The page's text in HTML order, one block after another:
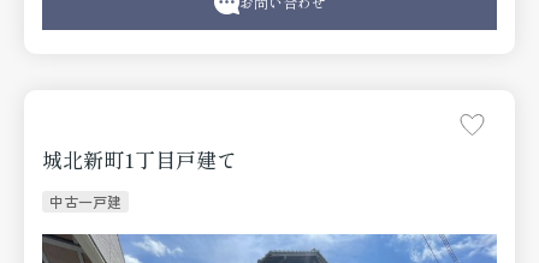
城北新町1丁目戸建て
中古一戸建